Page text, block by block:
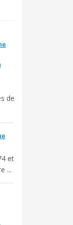
de
et
...